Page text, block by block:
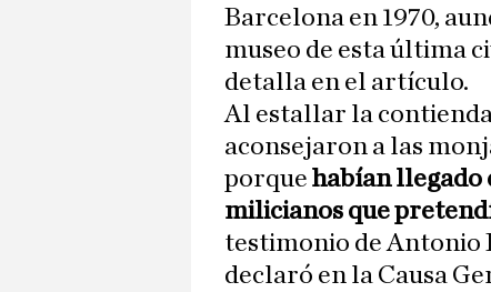
Barcelona en 1970,
museo de esta última
detalla en el artículo.
Al estallar la
aconsejaron a las
porque habían llegado
milicianos que
testimonio de Antonio
declaró en la Causa